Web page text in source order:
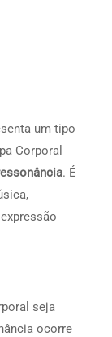
um tipo
Corporal
. É
seja
ocorre